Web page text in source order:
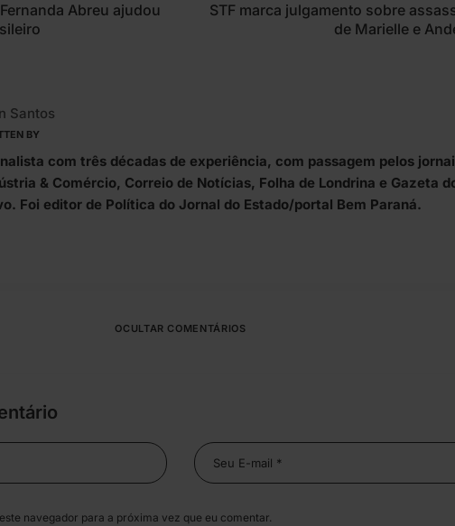
Abreu ajudou
STF marca julgamento sobre
de Marielle e
BY
Santos
com três décadas de experiência, com passagem pelos
& Comércio, Correio de Notícias, Folha de Londrina e Gazeta
Foi editor de Política do Jornal do Estado/portal Bem Paraná.
OCULTAR COMENTÁRIOS
navegador para a próxima vez que eu comentar.